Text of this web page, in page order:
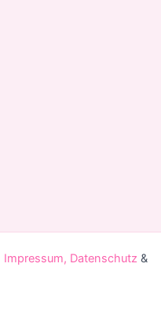
Impressum, Datenschutz &